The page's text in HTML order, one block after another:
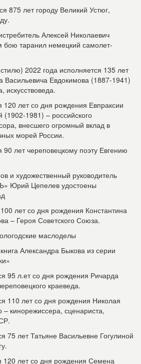
875 лет городу Великий Устюг,
Алексей Николаевич
бою таранил немецкий самолет-
2022 года исполняется 135 лет
Васильевича Евдокимова (1887-1941)
искусствоведа.
120 лет со дня рождения Евпраксии
1981) – российского
внесшего огромный вклад в
морей России.
90 лет череповецкому поэту Евгению
и художественный руководитель
Юрий Цепелев удостоены
лет со дня рождения Константина
– Героя Советского Союза.
маслоделы
Александра Быкова из серии
95 л.ет со дня рождения Ричарда
краеведа.
110 лет со дня рождения Николая
– кинорежиссера, сценариста,
75 лет Татьяне Васильевне Гогулиной
120 лет со дня рождения Семена